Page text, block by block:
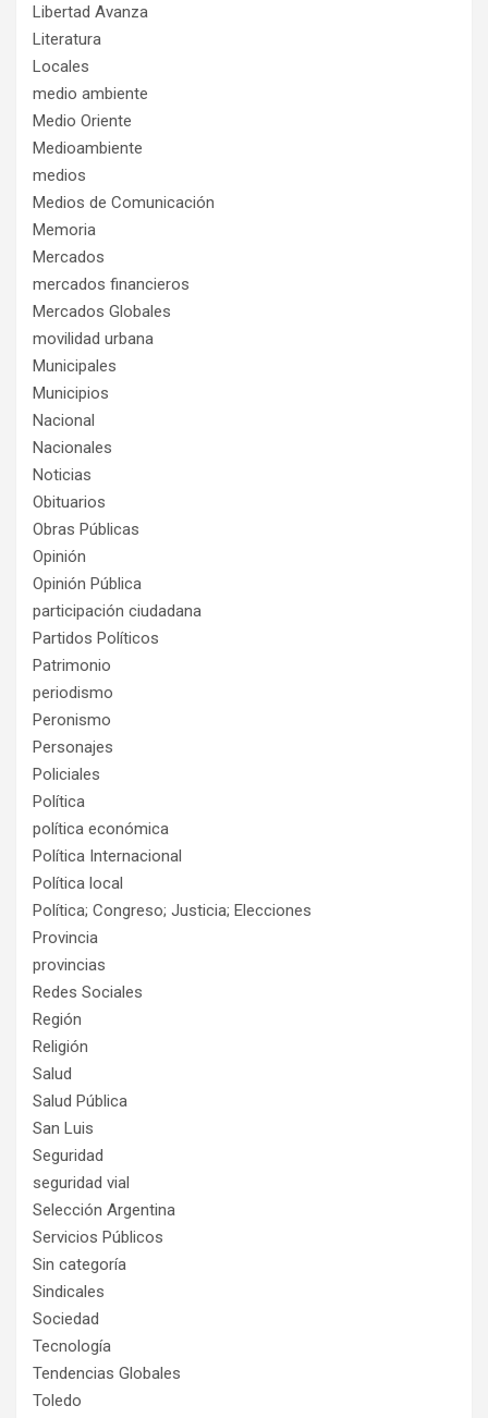
Libertad Avanza
Literatura
Locales
medio ambiente
Medio Oriente
Medioambiente
medios
Medios de Comunicación
Memoria
Mercados
mercados financieros
Mercados Globales
movilidad urbana
Municipales
Municipios
Nacional
Nacionales
Noticias
Obituarios
Obras Públicas
Opinión
Opinión Pública
participación ciudadana
Partidos Políticos
Patrimonio
periodismo
Peronismo
Personajes
Policiales
Política
política económica
Política Internacional
Política local
Política; Congreso; Justicia; Elecciones
Provincia
provincias
Redes Sociales
Región
Religión
Salud
Salud Pública
San Luis
Seguridad
seguridad vial
Selección Argentina
Servicios Públicos
Sin categoría
Sindicales
Sociedad
Tecnología
Tendencias Globales
Toledo